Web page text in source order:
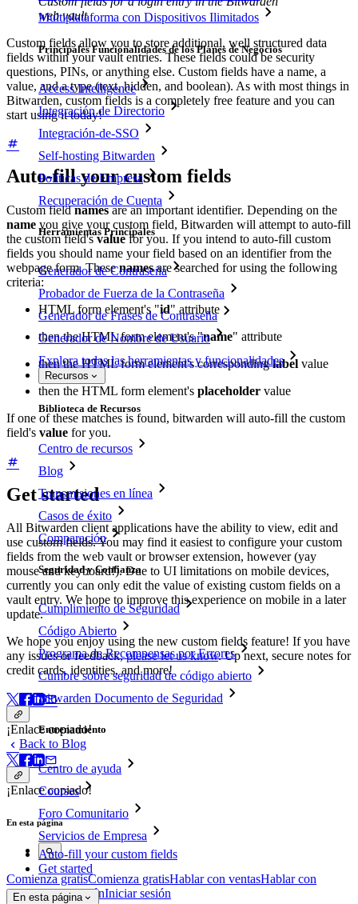
Multiplataforma con Dispositivos Ilimitados
Principales Funcionalidades de los Planes de Negocios
Access Intelligence
Integración de Directorio
Integración-de-SSO
Self-hosting Bitwarden
Políticas de Empresa
Recuperación de Cuenta
Herramientas Principales
Generador de Contraseña
Probador de Fuerza de la Contraseña
Generador de Frases de Contraseña
Generador de Nombre de Usuario
Explora todas las herramientas y funcionalidades
Recursos
Biblioteca de Recursos
Centro de recursos
Blog
Transmisiones en línea
Casos de éxito
Comparación
Seguridad y Confianza
Cumplimiento de Seguridad
Código Abierto
Programa de Recompensas por Errores
Cumbre sobre seguridad de código abierto
Bitwarden Documento de Seguridad
Entrenamiento
Centro de ayuda
Courses
Foro Comunitario
Servicios de Empresa
Comienza gratisComienza gratisHablar con ventasHablar con
ventasIniciar sesiónIniciar sesión
web vault
Custom fields allow you to store additional, well structured data
fields within your vault entries. These fields could be security
questions, PINs, or anything else. Custom fields have a name, a
value, and a type (text, hidden, and boolean). As with most things in
Bitwarden, custom fields is a completely free feature and you can
start using it today!
Auto-fill your custom fields
Custom fieldnamesare an important identifier. Depending on the
name you give your custom field, Bitwarden will attempt to auto-fill
the custom field'svaluefor you. If you intend to auto-fill custom
fields you should name your field based on an identifier from the
webpage form. Thesenamesare searched for using the following
criteria:
HTML form element's "id" attribute
then the HTML form element's "name" attribute
then the HTML form element's correspondinglabel value
then the HTML form element's placeholder value
If one of these matches is found, bitwarden will auto-fill the custom
field's value for you.
Get started
All Bitwarden client applications have the ability to view, edit and
use custom fields. You may find it easiest to configure your custom
fields from the web vault or browser extension, however (yay
mouse and keyboard!). Due to UI limitations on mobile devices,
currently you can only edit the value of existing custom fields on a
vault entry. We hope to improve this experience on mobile in a later
update.
We hope you enjoy using the new custom fields feature! If you have
any issues or feedback,please let us know. Up next, secure notes for
credit cards, identities, and more!
¡Enlace copiado!
Back to Blog
¡Enlace copiado!
En esta página
Auto-fill your custom fields
Get started
En esta página